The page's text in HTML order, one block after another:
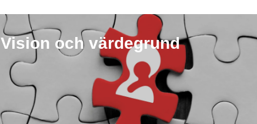
Vision och värdegrund